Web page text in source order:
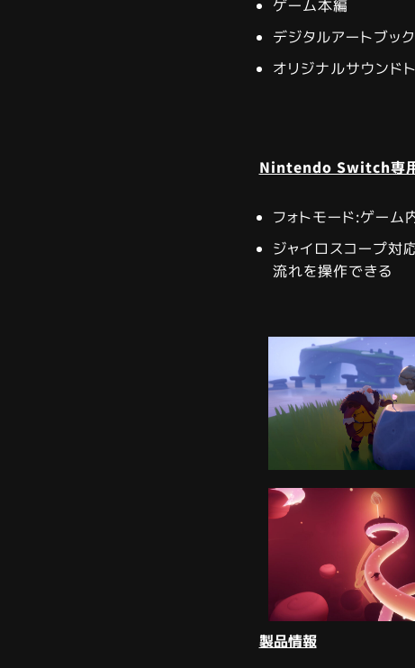
ゲーム本編
デジタルアートブック
オリジナルサウンド
Nintendo Switch専
フォトモード:ゲー
ジャイロスコープ対
流れを操作できる
製品情報